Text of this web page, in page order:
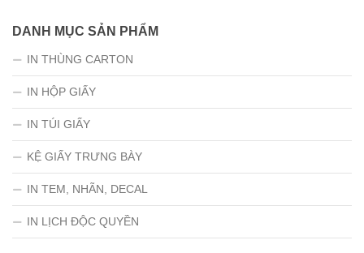
DANH MỤC SẢN PHẨM
IN THÙNG CARTON
IN HỘP GIẤY
IN TÚI GIẤY
KỆ GIẤY TRƯNG BÀY
IN TEM, NHÃN, DECAL
IN LỊCH ĐỘC QUYỀN